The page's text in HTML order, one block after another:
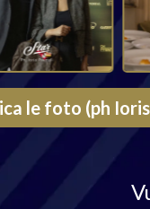
le foto (ph